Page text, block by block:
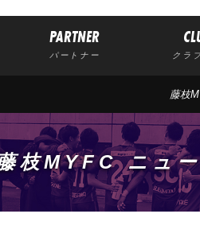
PARTNER
パートナー クラ
藤枝
枝MYFC ニュ